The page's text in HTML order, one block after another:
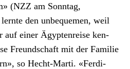
(NZZ am Son­ntag,
den unbe­que­men, weil
auf ein­er Ägypten­reise ken­
Fre­und­schaft mit der Fam­i­lie
so Hecht-Mar­ti. «Fer­di­